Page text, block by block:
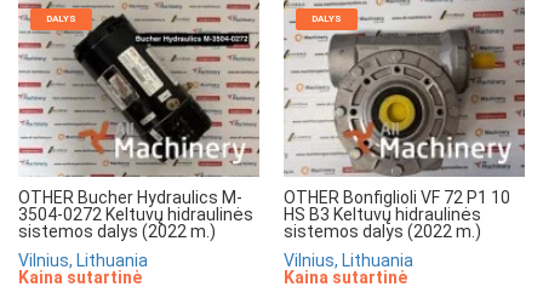
DALYS
OTHER Bucher Hydraulics M-
3504-0272 Keltuvų hidraulinės
sistemos dalys (2022 m.)
Vilnius, Lithuania
Kaina sutartinė
DALYS
OTHER Bonfiglioli VF 72 P1 10
HS B3 Keltuvų hidraulinės
sistemos dalys (2022 m.)
Vilnius, Lithuania
Kaina sutartinė